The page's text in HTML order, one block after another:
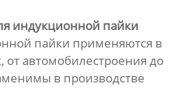
индукционной пайки
пайки применяются в
от автомобилестроения до
в производстве